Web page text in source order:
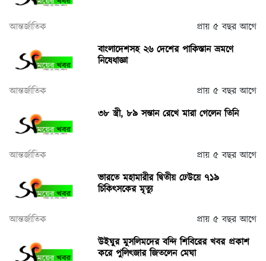
আন্তর্জাতিক
প্রায় ৫ বছর আগে
বাংলাদেশসহ ২৬ দেশের পাকিস্তান ভ্রমণে
নিষেধাজ্ঞা
আন্তর্জাতিক
প্রায় ৫ বছর আগে
৩৮ স্ত্রী, ৮৯ সন্তান রেখে মারা গেলেন তিনি
আন্তর্জাতিক
প্রায় ৫ বছর আগে
ভারতে মহামারীর দ্বিতীয় ঢেউয়ে ৭১৯
চিকিৎসকের মৃত্যু
আন্তর্জাতিক
প্রায় ৫ বছর আগে
উইঘুর মুসলিমদের বন্দি শিবিরের খবর প্রকাশ
করে পুলিৎজার জিতলেন মেঘা